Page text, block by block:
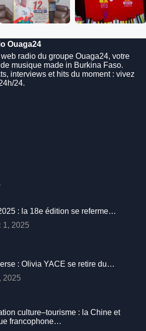
Ouaga24
radio du groupe Ouaga24, votre
musique made in Burkina Faso.
interviews et hits du moment : vivez
24.
: la 18e édition se referme…
1, 2025
: Olivia YACE se retire du…
2025
culture–tourisme : la Chine et
francophone…